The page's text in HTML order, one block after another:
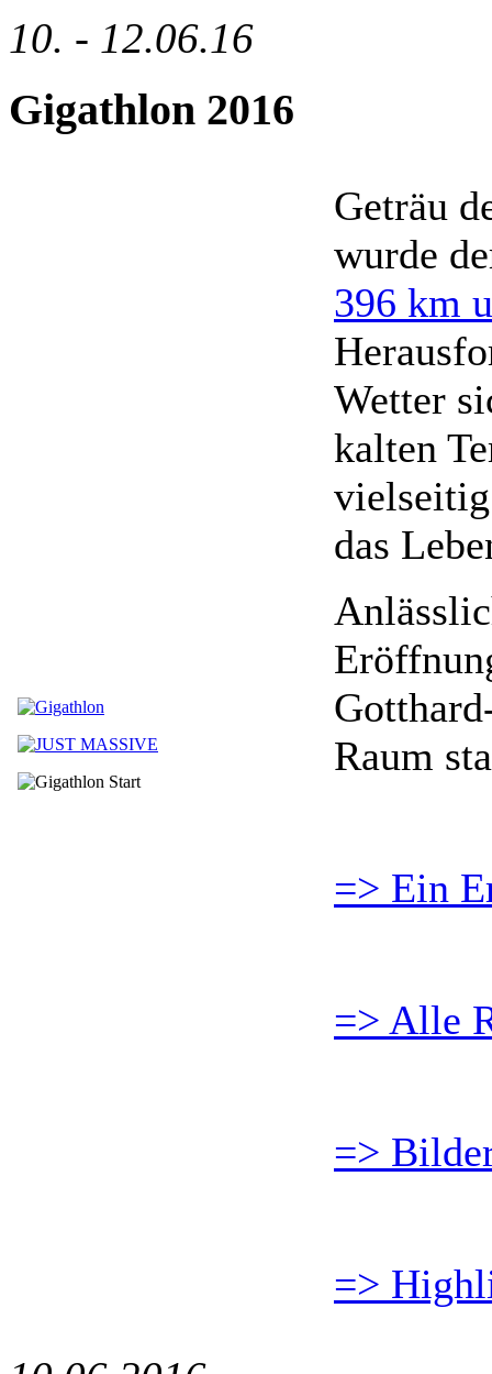
10. - 12.06.16
Gigathlon 2016
Geträu
wurde
396 km
Wetter
kalten
das
Raum
=> Ein
=> Alle
=>
=>